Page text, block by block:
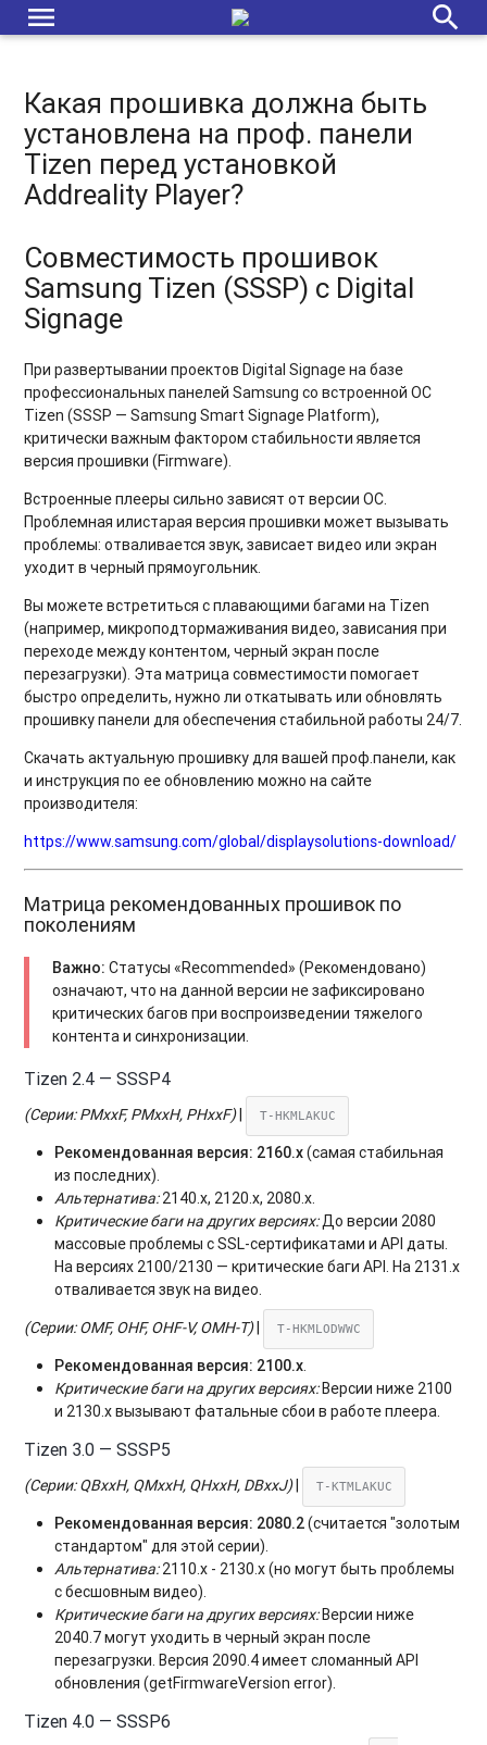
menu search
Какая прошивка должна быть
установлена на проф. панели
Tizen перед установкой
Addreality Player?
Совместимость прошивок
Samsung Tizen (SSSP) с Digital
Signage
При развертывании проектов Digital Signage на базе
профессиональных панелей Samsung со встроенной ОС
Tizen (SSSP — Samsung Smart Signage Platform),
критически важным фактором стабильности является
версия прошивки (Firmware).
Встроенные плееры сильно зависят от версии ОС.
Проблемная илистарая версия прошивки может вызывать
проблемы: отваливается звук, зависает видео или экран
уходит в черный прямоугольник.
Вы можете встретиться с плавающими багами на Tizen
(например, микроподтормаживания видео, зависания при
переходе между контентом, черный экран после
перезагрузки). Эта матрица совместимости помогает
быстро определить, нужно ли откатывать или обновлять
прошивку панели для обеспечения стабильной работы 24/7.
Скачать актуальную прошивку для вашей проф.панели, как
и инструкция по ее обновлению можно на сайте
производителя:
https://www.samsung.com/global/displaysolutions-download/
Матрица рекомендованных прошивок по
поколениям
Важно: Статусы «Recommended» (Рекомендовано)
означают, что на данной версии не зафиксировано
критических багов при воспроизведении тяжелого
контента и синхронизации.
Tizen 2.4 — SSSP4
(Серии: PMxxF, PMxxH, PHxxF)| T-HKMLAKUC
Рекомендованная версия: 2160.x(самая стабильная
из последних).
Альтернатива:2140.x, 2120.x, 2080.x.
Критические баги на других версиях:До версии 2080
массовые проблемы с SSL-сертификатами и API даты.
На версиях 2100/2130 — критические баги API. На 2131.x
отваливается звук на видео.
(Серии: OMF, OHF, OHF-V, OMH-T)| T-HKMLODWWC
Рекомендованная версия: 2100.x.
Критические баги на других версиях:Версии ниже 2100
и 2130.x вызывают фатальные сбои в работе плеера.
Tizen 3.0 — SSSP5
(Серии: QBxxH, QMxxH, QHxxH, DBxxJ)| T-KTMLAKUC
Рекомендованная версия: 2080.2(считается "золотым
стандартом" для этой серии).
Альтернатива:2110.x - 2130.x (но могут быть проблемы
с бесшовным видео).
Критические баги на других версиях:Версии ниже
2040.7 могут уходить в черный экран после
перезагрузки. Версия 2090.4 имеет сломанный API
обновления (getFirmwareVersion error).
Tizen 4.0 — SSSP6